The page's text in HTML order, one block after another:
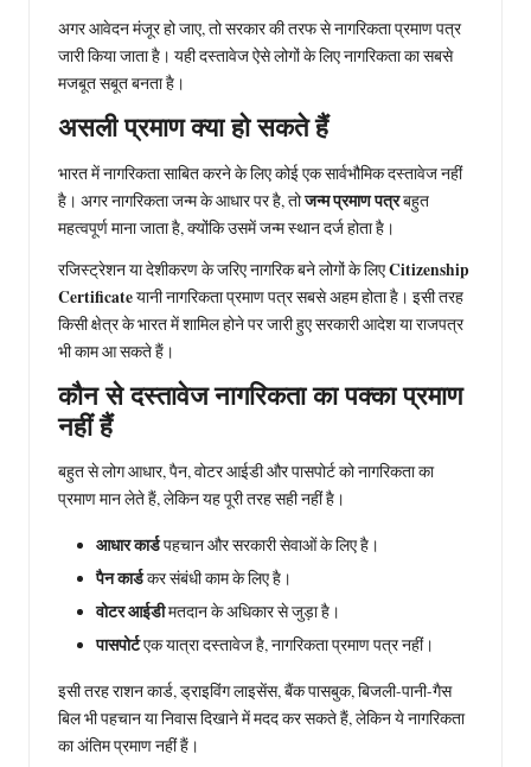
अगर आवेदन मंजूर हो जाए, तो सरकार की तरफ से नागरिकता प्रमाण पत्र
जारी किया जाता है। यही दस्तावेज ऐसे लोगों के लिए नागरिकता का सबसे
मजबूत सबूत बनता है।
असली प्रमाण क्या हो सकते हैं
भारत में नागरिकता साबित करने के लिए कोई एक सार्वभौमिक दस्तावेज नहीं
है। अगर नागरिकता जन्म के आधार पर है, तोजन्म प्रमाण पत्रबहुत
महत्वपूर्ण माना जाता है, क्योंकि उसमें जन्म स्थान दर्ज होता है।
रजिस्ट्रेशन या देशीकरण के जरिए नागरिक बने लोगों के लिएCitizenship
Certificateयानी नागरिकता प्रमाण पत्र सबसे अहम होता है। इसी तरह
किसी क्षेत्र के भारत में शामिल होने पर जारी हुए सरकारी आदेश या राजपत्र
भी काम आ सकते हैं।
कौन से दस्तावेज नागरिकता का पक्का प्रमाण
नहीं हैं
बहुत से लोग आधार, पैन, वोटर आईडी और पासपोर्ट को नागरिकता का
प्रमाण मान लेते हैं, लेकिन यह पूरी तरह सही नहीं है।
आधार कार्डपहचान और सरकारी सेवाओं के लिए है।
पैन कार्डकर संबंधी काम के लिए है।
वोटर आईडीमतदान के अधिकार से जुड़ा है।
पासपोर्टएक यात्रा दस्तावेज है, नागरिकता प्रमाण पत्र नहीं।
इसी तरह राशन कार्ड, ड्राइविंग लाइसेंस, बैंक पासबुक, बिजली-पानी-गैस
बिल भी पहचान या निवास दिखाने में मदद कर सकते हैं, लेकिन ये नागरिकता
का अंतिम प्रमाण नहीं हैं।